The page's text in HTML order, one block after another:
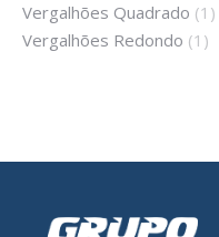
Vergalhões Quadrado (1)
Vergalhões Redondo (1)